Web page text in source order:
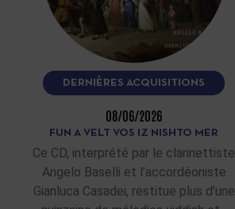
DERNIÈRES ACQUISITIONS
08/06/2026
FUN A VELT VOS IZ NISHTO MER
Ce CD, interprété par le clarinettiste
Angelo Baselli et l’accordéoniste
Gianluca Casadei, restitue plus d’une